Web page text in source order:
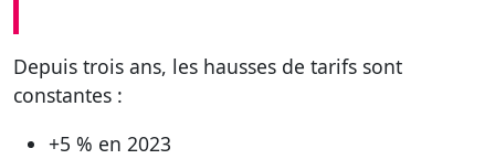
Depuis trois ans, les hausses de tarifs sont
constantes :
+5 % en 2023